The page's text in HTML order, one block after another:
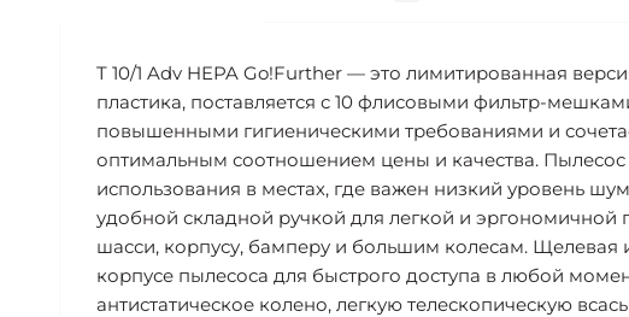
T 10/1 Adv HEPA Go!Further — это лимитированная
пластика, поставляется с 10 флисовыми фильтр-
повышенными гигиеническими требованиями и
оптимальным соотношением цены и качества.
использования в местах, где важен низкий уровень
удобной складной ручкой для легкой и эргономичной
шасси, корпусу, бамперу и большим колесам. Щелевая
корпусе пылесоса для быстрого доступа в любой
антистатическое колено, легкую телескопическую